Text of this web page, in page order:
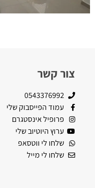
צור קשר
0543376992
עמוד הפייסבוק שלי
פרופיל אינסטגרם
ערוץ היוטיוב שלי
שלחו לי ווטסאפ
שלחו לי מייל